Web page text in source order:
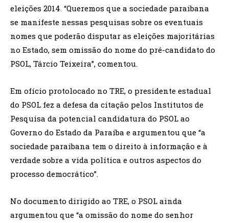
eleições 2014. “Queremos que a sociedade paraibana
se manifeste nessas pesquisas sobre os eventuais
nomes que poderão disputar as eleições majoritárias
no Estado, sem omissão do nome do pré-candidato do
PSOL, Tárcio Teixeira”, comentou.
Em ofício protolocado no TRE, o presidente estadual
do PSOL fez a defesa da citação pelos Institutos de
Pesquisa da potencial candidatura do PSOL ao
Governo do Estado da Paraíba e argumentou que “a
sociedade paraibana tem o direito à informação e à
verdade sobre a vida política e outros aspectos do
processo democrático”.
No documento dirigido ao TRE, o PSOL ainda
argumentou que “a omissão do nome do senhor